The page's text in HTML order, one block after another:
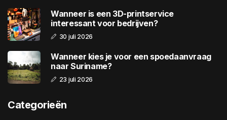
Wanneer is een 3D-printservice
interessant voor bedrijven?
30 juli 2026
Wanneer kies je voor een spoedaanvraag
naar Suriname?
23 juli 2026
Categorieën